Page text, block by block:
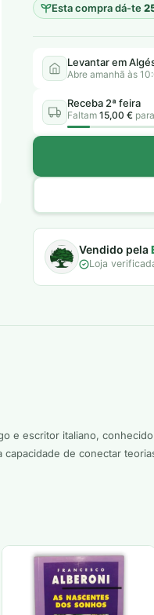
Esta compra dá-te
Levantar em
Abre amanhã às
Receba 2ª feira
Faltam 15,00 €
Vendido pela
Loja
e escritor italiano,
de conectar